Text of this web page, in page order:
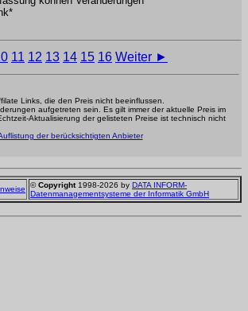
11 12 13 14 15 16 Weiter ►
Links, die den Preis nicht beeinflussen.
aufgetreten sein. Es gilt immer der aktuelle Preis im
Aktualisierung der gelisteten Preise ist technisch nicht
der berücksichtigten Anbieter
©Copyright1998-2026 by DATA INFORM-
Datenmanagementsysteme der Informatik GmbH